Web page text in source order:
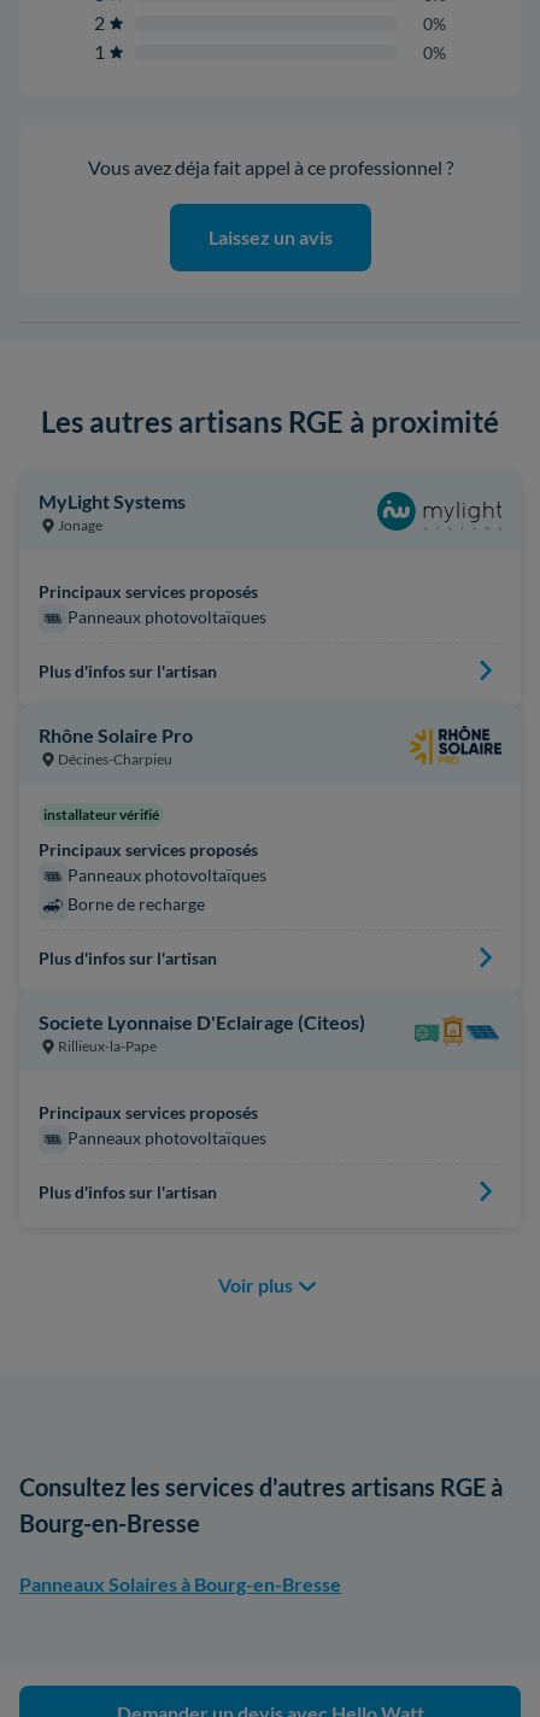
2 0%
1 0%
Vous avez déja fait appel à ce professionnel ?
Laissez un avis
Les autres artisans RGE à proximité
MyLight Systems
Jonage
Principaux services proposés
Panneaux photovoltaïques
Plus d'infos sur l'artisan
Rhône Solaire Pro
Décines-Charpieu
installateur vérifié
Principaux services proposés
Panneaux photovoltaïques
Borne de recharge
Plus d'infos sur l'artisan
Societe Lyonnaise D'Eclairage (Citeos)
Rillieux-la-Pape
Principaux services proposés
Panneaux photovoltaïques
Plus d'infos sur l'artisan
Voir plus
Consultez les services d'autres artisans RGE à
Bourg-en-Bresse
Panneaux Solaires à Bourg-en-Bresse